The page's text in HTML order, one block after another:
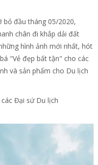
bỏ đầu tháng 05/2020,
chân đi khắp dải đất
hình ảnh mới nhất, hót
"Vẻ đẹp bất tận" cho các
và sản phẩm cho Du lịch
Đại sứ Du lịch